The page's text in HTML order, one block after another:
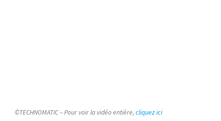
©TECHNOMATIC – Pour voir la vidéo entière, cliquez ici